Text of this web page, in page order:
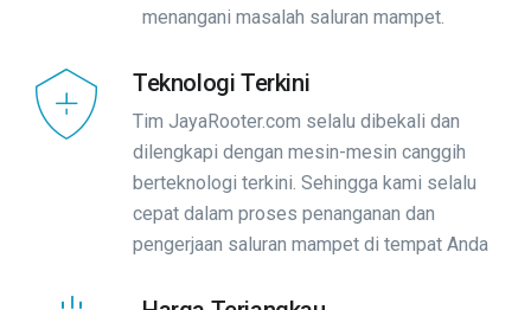
menangani masalah saluran mampet.
Teknologi Terkini
Tim JayaRooter.com selalu dibekali dan
dilengkapi dengan mesin-mesin canggih
berteknologi terkini. Sehingga kami selalu
cepat dalam proses penanganan dan
pengerjaan saluran mampet di tempat Anda